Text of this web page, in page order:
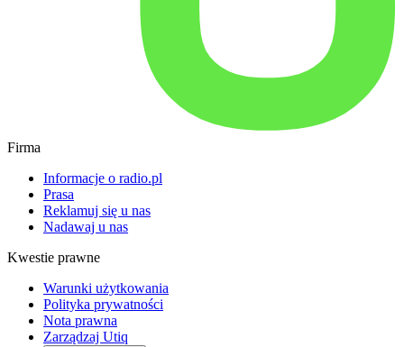
Firma
Informacje o radio.pl
Prasa
Reklamuj się u nas
Nadawaj u nas
Kwestie prawne
Warunki użytkowania
Polityka prywatności
Nota prawna
Zarządzaj Utiq